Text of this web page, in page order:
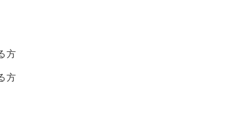
方
方